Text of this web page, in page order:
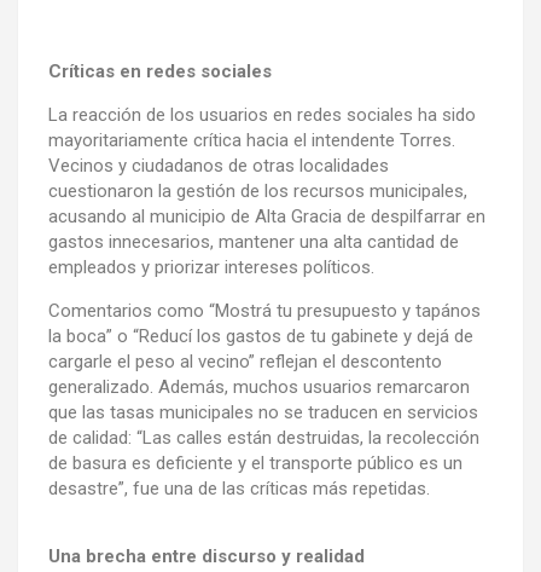
Críticas en redes sociales
La reacción de los usuarios en redes sociales ha sido
mayoritariamente crítica hacia el intendente Torres.
Vecinos y ciudadanos de otras localidades
cuestionaron la gestión de los recursos municipales,
acusando al municipio de Alta Gracia de despilfarrar en
gastos innecesarios, mantener una alta cantidad de
empleados y priorizar intereses políticos.
Comentarios como “Mostrá tu presupuesto y tapános
la boca” o “Reducí los gastos de tu gabinete y dejá de
cargarle el peso al vecino” reflejan el descontento
generalizado. Además, muchos usuarios remarcaron
que las tasas municipales no se traducen en servicios
de calidad: “Las calles están destruidas, la recolección
de basura es deficiente y el transporte público es un
desastre”, fue una de las críticas más repetidas.
Una brecha entre discurso y realidad